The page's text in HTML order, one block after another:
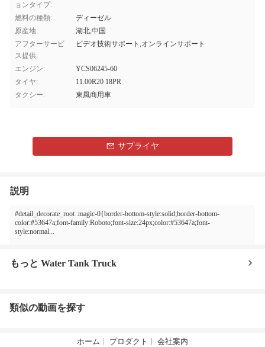
ョンタイプ:
燃料の種類:
ディーゼル
原産地:
湖北,中国
アフターサービ
ス提供:
ビデオ技術サポート,オンラインサポート
エンジン:
YCS06245-60
タイヤ:
11.00R20 18PR
タクシー:
東風商用車
サプライヤ
説明
#detail_decorate_root .magic-0{border-bottom-style:solid;border-bottom-
color:#53647a;font-family:Roboto;font-size:24px;color:#53647a;font-
style:normal...
もっと Water Tank Truck
類似の動画を探す
ホーム プロダクト 会社案内